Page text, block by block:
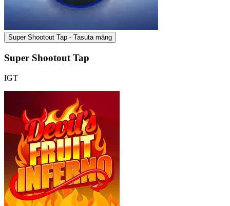
Super Shootout Tap - Tasuta mäng
Super Shootout Tap
IGT